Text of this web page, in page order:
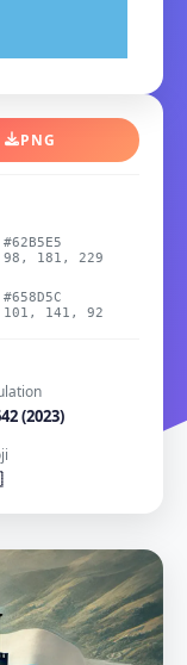
PNG
181, 229
141, 92
(2023)